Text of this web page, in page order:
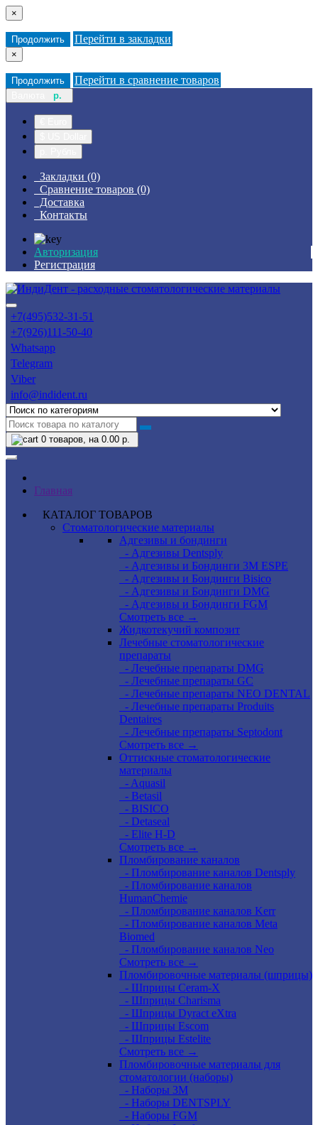
×
Продолжить Перейти в закладки
×
Продолжить Перейти в сравнение товаров
р.
Закладки (0)
Сравнение товаров (0)
Доставка
Контакты
Авторизация
Регистрация
+7(495)532-31-51
+7(926)111-50-40
Whatsapp
Telegram
Viber
info@indident.ru
0 товаров, на 0.00 р.
Главная
КАТАЛОГ ТОВАРОВ
Стоматологические материалы
Адгезивы и бондинги
- Адгезивы Dentsply
- Адгезивы и Бондинги 3M ESPE
- Адгезивы и Бондинги Bisico
- Адгезивы и Бондинги DMG
- Адгезивы и Бондинги FGM
Смотреть все →
Жидкотекучий композит
Лечебные стоматологические
препараты
- Лечебные препараты DMG
- Лечебные препараты GC
- Лечебные препараты NEO DENTAL
- Лечебные препараты Produits
Dentaires
- Лечебные препараты Septodont
Смотреть все →
Оттискные стоматологические
материалы
- Aquasil
- Betasil
- BISICO
- Detaseal
- Elite H-D
Смотреть все →
Пломбирование каналов
- Пломбирование каналов Dentsply
- Пломбирование каналов
HumanChemie
- Пломбирование каналов Kerr
- Пломбирование каналов Meta
Biomed
- Пломбирование каналов Neo
Смотреть все →
Пломбировочные материалы (шприцы)
- Шприцы Ceram-X
- Шприцы Charisma
- Шприцы Dyract eXtra
- Шприцы Escom
- Шприцы Estelite
Смотреть все →
Пломбировочные материалы для
стоматологии (наборы)
- Наборы 3М
- Наборы DENTSPLY
- Наборы FGM